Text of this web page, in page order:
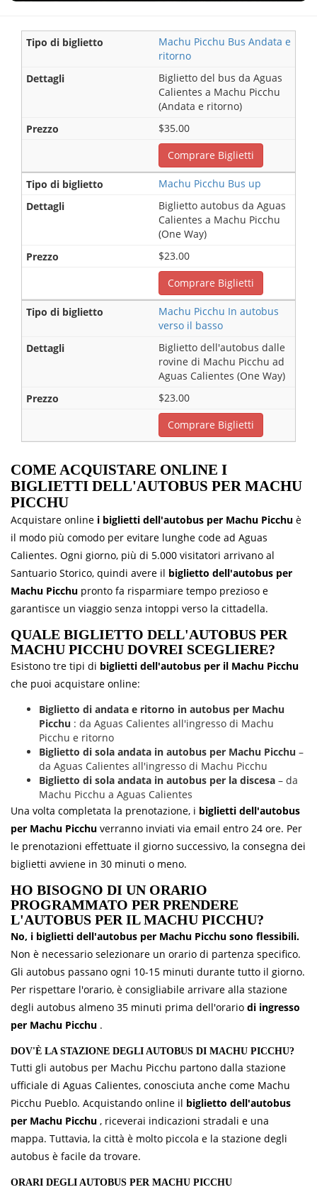
Machu Picchu Bus Andata e
ritorno
Biglietto del bus da Aguas
Calientes a Machu Picchu
(Andata e ritorno)
$35.00
Comprare Biglietti
Machu Picchu Bus up
Biglietto autobus da Aguas
Calientes a Machu Picchu
(One Way)
$23.00
Comprare Biglietti
Machu Picchu In autobus
verso il basso
Biglietto dell'autobus dalle
rovine di Machu Picchu ad
Aguas Calientes (One Way)
$23.00
Comprare Biglietti
COME ACQUISTARE ONLINE I
BIGLIETTI DELL'AUTOBUS PER MACHU
PICCHU
Acquistare online i biglietti dell'autobus per Machu Picchu è
il modo più comodo per evitare lunghe code ad Aguas
Calientes. Ogni giorno, più di 5.000 visitatori arrivano al
Santuario Storico, quindi avere il biglietto dell'autobus per
Machu Picchu pronto fa risparmiare tempo prezioso e
garantisce un viaggio senza intoppi verso la cittadella.
QUALE BIGLIETTO DELL'AUTOBUS PER
MACHU PICCHU DOVREI SCEGLIERE?
Esistono tre tipi di biglietti dell'autobus per il Machu Picchu
che puoi acquistare online:
Biglietto di andata e ritorno in autobus per Machu
Picchu : da Aguas Calientes all'ingresso di Machu
Picchu e ritorno
Biglietto di sola andata in autobus per Machu Picchu –
da Aguas Calientes all'ingresso di Machu Picchu
Biglietto di sola andata in autobus per la discesa – da
Machu Picchu a Aguas Calientes
Una volta completata la prenotazione, i biglietti dell'autobus
per Machu Picchu verranno inviati via email entro 24 ore. Per
le prenotazioni effettuate il giorno successivo, la consegna dei
biglietti avviene in 30 minuti o meno.
HO BISOGNO DI UN ORARIO
PROGRAMMATO PER PRENDERE
L'AUTOBUS PER IL MACHU PICCHU?
No, i biglietti dell'autobus per Machu Picchu sono flessibili.
Non è necessario selezionare un orario di partenza specifico.
Gli autobus passano ogni 10-15 minuti durante tutto il giorno.
Per rispettare l'orario, è consigliabile arrivare alla stazione
degli autobus almeno 35 minuti prima dell'orario di ingresso
per Machu Picchu .
DOV'È LA STAZIONE DEGLI AUTOBUS DI MACHU PICCHU?
Tutti gli autobus per Machu Picchu partono dalla stazione
ufficiale di Aguas Calientes, conosciuta anche come Machu
Picchu Pueblo. Acquistando online il biglietto dell'autobus
per Machu Picchu , riceverai indicazioni stradali e una
mappa. Tuttavia, la città è molto piccola e la stazione degli
autobus è facile da trovare.
ORARI DEGLI AUTOBUS PER MACHU PICCHU